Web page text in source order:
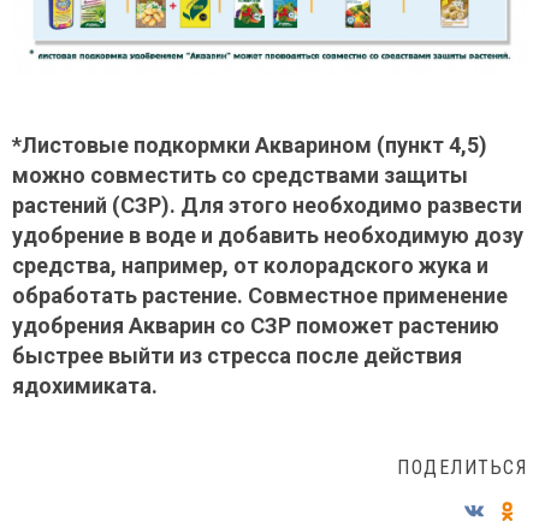
*Листовые подкормки Акварином (пункт 4,5)
можно совместить со средствами защиты
растений (СЗР). Для этого необходимо развести
удобрение в воде и добавить необходимую дозу
средства, например, от колорадского жука и
обработать растение. Совместное применение
удобрения Акварин со СЗР поможет растению
быстрее выйти из стресса после действия
ядохимиката.
ПОДЕЛИТЬСЯ